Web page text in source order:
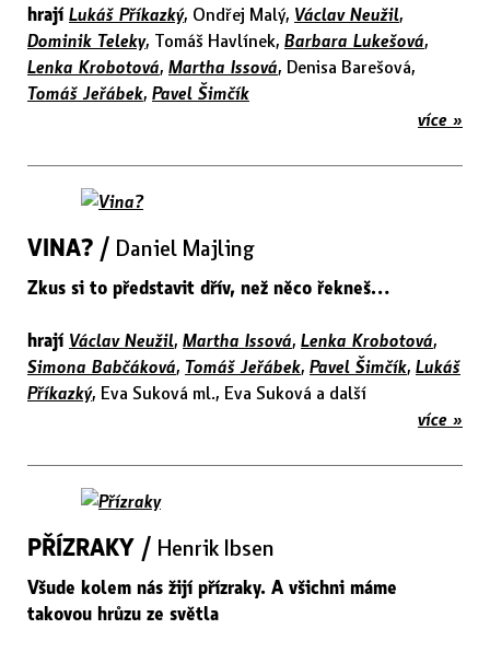
hrajíLukáš Příkazký, Ondřej Malý, Václav Neužil,
Dominik Teleky, Tomáš Havlínek, Barbara Lukešová,
Lenka Krobotová, Martha Issová, Denisa Barešová,
Tomáš Jeřábek, Pavel Šimčík
více »
VINA? / Daniel Majling
Zkus si to představit dřív, než něco řekneš…
hrají Václav Neužil, Martha Issová, Lenka Krobotová,
Simona Babčáková, Tomáš Jeřábek, Pavel Šimčík, Lukáš
Příkazký, Eva Suková ml., Eva Suková a další
více »
PŘÍZRAKY / Henrik Ibsen
Všude kolem nás žijí přízraky. A všichni máme
takovou hrůzu ze světla